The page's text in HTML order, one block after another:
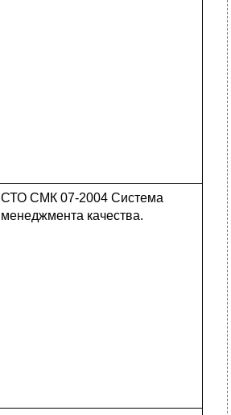
СТО СМК 07-2004 Система
менеджмента качества.